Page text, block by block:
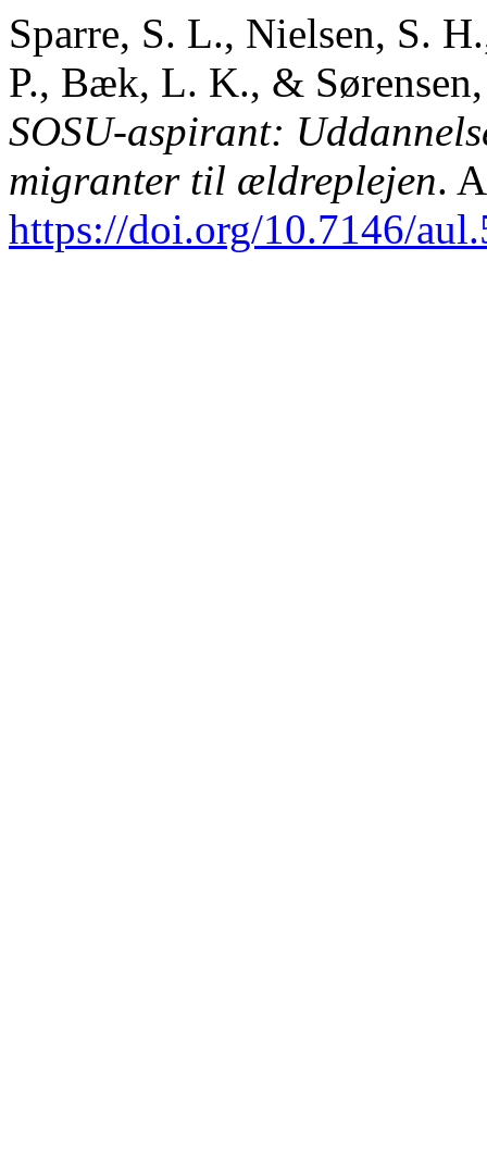
Sparre, S. L., Nielsen, S.
P., Bæk, L. K., &
SOSU-aspirant:
migranter til ældreplejen.
https://doi.org/10.7146/